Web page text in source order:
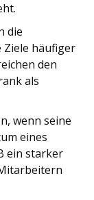
die
Ziele häufiger
den
als
wenn seine
eines
ein starker